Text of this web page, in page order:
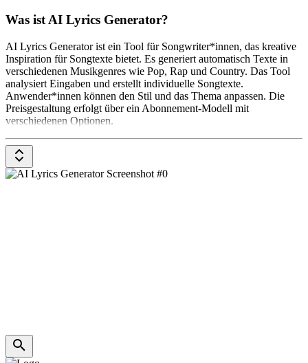
Was ist AI Lyrics Generator?
AI Lyrics Generator ist ein Tool für Songwriter*innen, das kreative
Inspiration für Songtexte bietet. Es generiert automatisch Texte in
verschiedenen Musikgenres wie Pop, Rap und Country. Das Tool
analysiert Eingaben und erstellt individuelle Songtexte.
Anwender*innen können den Stil und das Thema anpassen. Die
Preisgestaltung erfolgt über ein Abonnement-Modell mit
verschiedenen Optionen.